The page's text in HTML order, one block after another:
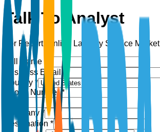
Talk To Analyst
For Report: Online Laundry Service Market
Full Name *
Business Email *
Country *
Phone Number *
Company *
Designation *